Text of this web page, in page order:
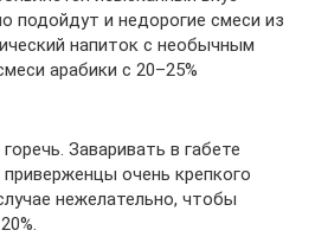
подойдут и недорогие смеси из
напиток с необычным
арабики с 20–25%
Заваривать в габете
очень крепкого
нежелательно, чтобы